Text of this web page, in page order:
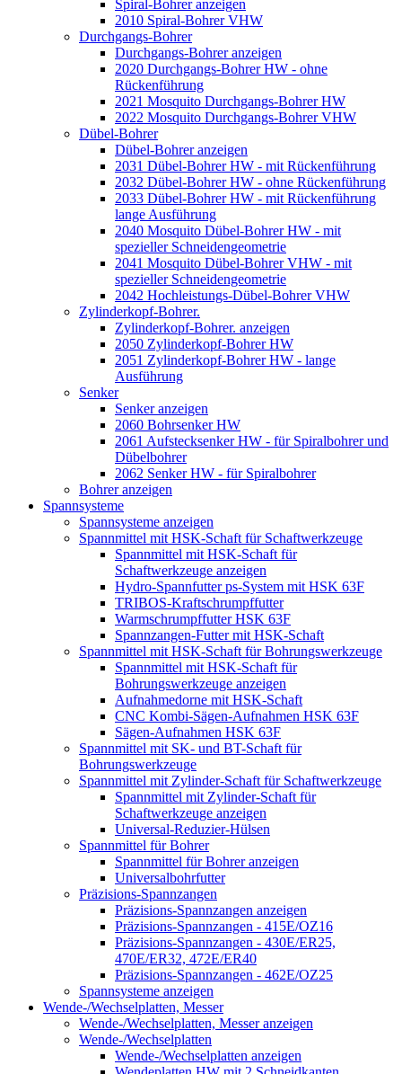
Spiral-Bohrer anzeigen
2010 Spiral-Bohrer VHW
Durchgangs-Bohrer
Durchgangs-Bohrer anzeigen
2020 Durchgangs-Bohrer HW - ohne
Rückenführung
2021 Mosquito Durchgangs-Bohrer HW
2022 Mosquito Durchgangs-Bohrer VHW
Dübel-Bohrer
Dübel-Bohrer anzeigen
2031 Dübel-Bohrer HW - mit Rückenführung
2032 Dübel-Bohrer HW - ohne Rückenführung
2033 Dübel-Bohrer HW - mit Rückenführung
lange Ausführung
2040 Mosquito Dübel-Bohrer HW - mit
spezieller Schneidengeometrie
2041 Mosquito Dübel-Bohrer VHW - mit
spezieller Schneidengeometrie
2042 Hochleistungs-Dübel-Bohrer VHW
Zylinderkopf-Bohrer.
Zylinderkopf-Bohrer. anzeigen
2050 Zylinderkopf-Bohrer HW
2051 Zylinderkopf-Bohrer HW - lange
Ausführung
Senker
Senker anzeigen
2060 Bohrsenker HW
2061 Aufstecksenker HW - für Spiralbohrer und
Dübelbohrer
2062 Senker HW - für Spiralbohrer
Bohrer anzeigen
Spannsysteme
Spannsysteme anzeigen
Spannmittel mit HSK-Schaft für Schaftwerkzeuge
Spannmittel mit HSK-Schaft für
Schaftwerkzeuge anzeigen
Hydro-Spannfutter ps-System mit HSK 63F
TRIBOS-Kraftschrumpffutter
Warmschrumpffutter HSK 63F
Spannzangen-Futter mit HSK-Schaft
Spannmittel mit HSK-Schaft für Bohrungswerkzeuge
Spannmittel mit HSK-Schaft für
Bohrungswerkzeuge anzeigen
Aufnahmedorne mit HSK-Schaft
CNC Kombi-Sägen-Aufnahmen HSK 63F
Sägen-Aufnahmen HSK 63F
Spannmittel mit SK- und BT-Schaft für
Bohrungswerkzeuge
Spannmittel mit Zylinder-Schaft für Schaftwerkzeuge
Spannmittel mit Zylinder-Schaft für
Schaftwerkzeuge anzeigen
Universal-Reduzier-Hülsen
Spannmittel für Bohrer
Spannmittel für Bohrer anzeigen
Universalbohrfutter
Präzisions-Spannzangen
Präzisions-Spannzangen anzeigen
Präzisions-Spannzangen - 415E/OZ16
Präzisions-Spannzangen - 430E/ER25,
470E/ER32, 472E/ER40
Präzisions-Spannzangen - 462E/OZ25
Spannsysteme anzeigen
Wende-/Wechselplatten, Messer
Wende-/Wechselplatten, Messer anzeigen
Wende-/Wechselplatten
Wende-/Wechselplatten anzeigen